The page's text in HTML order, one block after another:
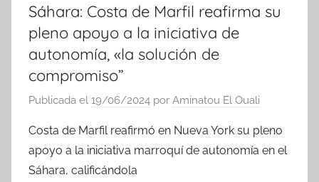
Sáhara: Costa de Marfil reafirma su
pleno apoyo a la iniciativa de
autonomía, «la solución de
compromiso”
Publicada el 19/06/2024 por Aminatou El Ouali
Costa de Marfil reafirmó en Nueva York su pleno
apoyo a la iniciativa marroquí de autonomía en el
Sáhara, calificándola